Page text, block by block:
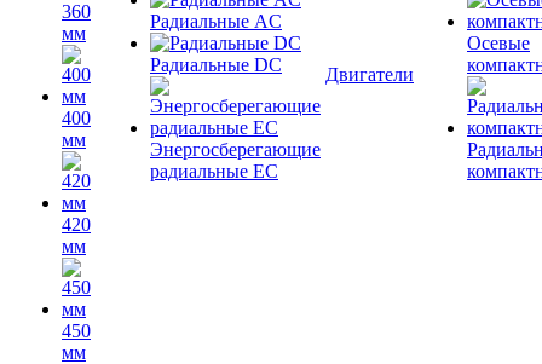
360
мм
400
мм
420
мм
450
мм
Радиальные AC
Радиальные DC
Энергосберегающие
радиальные EC
Двигатели
Осевые